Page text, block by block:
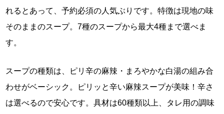
れるとあって、予約必須の人気ぶりです。特徴は現地の味
そのままのスープ。7種のスープから最大4種まで選べま
す。
スープの種類は、ピリ辛の麻辣・まろやかな白湯の組み合
わせがベーシック。ピリッと辛い麻辣スープが美味！辛さ
は選べるので安心です。具材は60種類以上、タレ用の調味